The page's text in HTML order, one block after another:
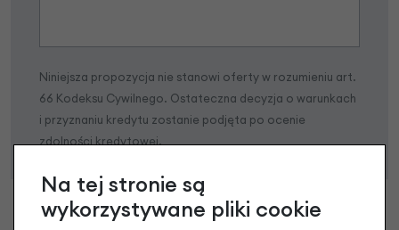
Niniejsza propozycja nie stanowi oferty w rozumieniu art.
66 Kodeksu Cywilnego. Ostateczna decyzja o warunkach
i przyznaniu kredytu zostanie podjęta po ocenie
zdolności kredytowej.
Na tej stronie są
wykorzystywane pliki cookie